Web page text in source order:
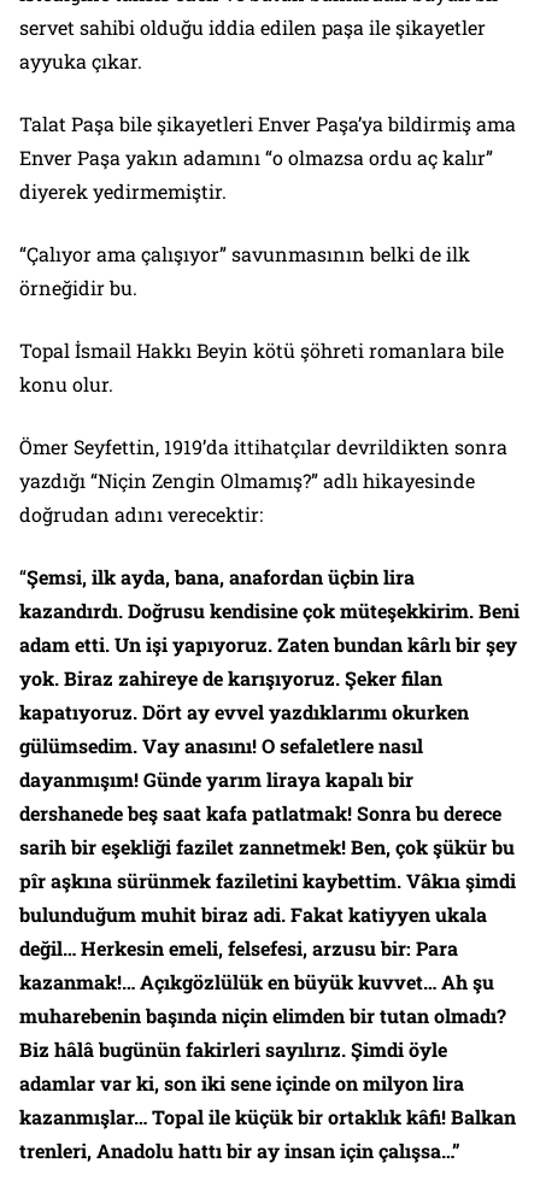
servet sahibi olduğu iddia edilen paşa ile şikayetler
ayyuka çıkar.
Talat Paşa bile şikayetleri Enver Paşa’ya bildirmiş ama
Enver Paşa yakın adamını “o olmazsa ordu aç kalır”
diyerek yedirmemiştir.
“Çalıyor ama çalışıyor” savunmasının belki de ilk
örneğidir bu.
Topal İsmail Hakkı Beyin kötü şöhreti romanlara bile
konu olur.
Ömer Seyfettin, 1919’da ittihatçılar devrildikten sonra
yazdığı “Niçin Zengin Olmamış?” adlı hikayesinde
doğrudan adını verecektir:
“Şemsi, ilk ayda, bana, anafordan üçbin lira
kazandırdı. Doğrusu kendisine çok müteşekkirim. Beni
adam etti. Un işi yapıyoruz. Zaten bundan kârlı bir şey
yok. Biraz zahireye de karışıyoruz. Şeker filan
kapatıyoruz. Dört ay evvel yazdıklarımı okurken
gülümsedim. Vay anasını! O sefaletlere nasıl
dayanmışım! Günde yarım liraya kapalı bir
dershanede beş saat kafa patlatmak! Sonra bu derece
sarih bir eşekliği fazilet zannetmek! Ben, çok şükür bu
pîr aşkına sürünmek faziletini kaybettim. Vâkıa şimdi
bulunduğum muhit biraz adi. Fakat katiyyen ukala
değil… Herkesin emeli, felsefesi, arzusu bir: Para
kazanmak!… Açıkgözlülük en büyük kuvvet… Ah şu
muharebenin başında niçin elimden bir tutan olmadı?
Biz hâlâ bugünün fakirleri sayılırız. Şimdi öyle
adamlar var ki, son iki sene içinde on milyon lira
kazanmışlar… Topal ile küçük bir ortaklık kâfi! Balkan
trenleri, Anadolu hattı bir ay insan için çalışsa…”